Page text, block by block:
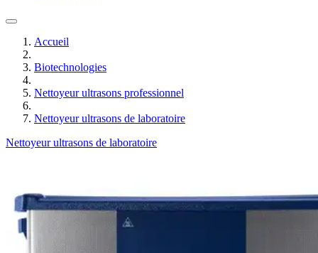
Accueil
Biotechnologies
Nettoyeur ultrasons professionnel
Nettoyeur ultrasons de laboratoire
Nettoyeur ultrasons de laboratoire